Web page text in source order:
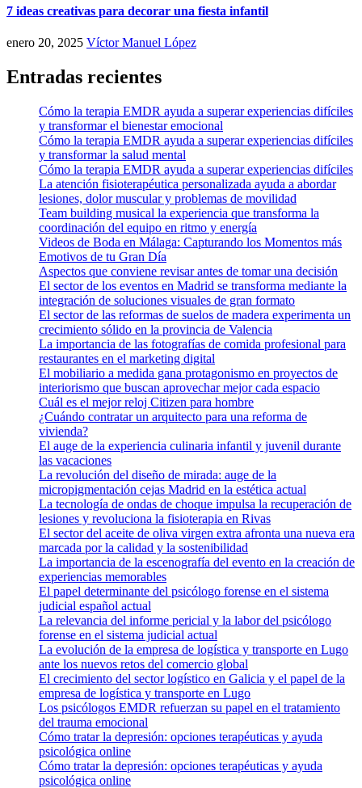
7 ideas creativas para decorar una fiesta infantil
enero 20, 2025 Víctor Manuel López
Entradas recientes
Cómo la terapia EMDR ayuda a superar experiencias difíciles
y transformar el bienestar emocional
Cómo la terapia EMDR ayuda a superar experiencias difíciles
y transformar la salud mental
Cómo la terapia EMDR ayuda a superar experiencias difíciles
La atención fisioterapéutica personalizada ayuda a abordar
lesiones, dolor muscular y problemas de movilidad
Team building musical la experiencia que transforma la
coordinación del equipo en ritmo y energía
Videos de Boda en Málaga: Capturando los Momentos más
Emotivos de tu Gran Día
Aspectos que conviene revisar antes de tomar una decisión
El sector de los eventos en Madrid se transforma mediante la
integración de soluciones visuales de gran formato
El sector de las reformas de suelos de madera experimenta un
crecimiento sólido en la provincia de Valencia
La importancia de las fotografías de comida profesional para
restaurantes en el marketing digital
El mobiliario a medida gana protagonismo en proyectos de
interiorismo que buscan aprovechar mejor cada espacio
Cuál es el mejor reloj Citizen para hombre
¿Cuándo contratar un arquitecto para una reforma de
vivienda?
El auge de la experiencia culinaria infantil y juvenil durante
las vacaciones
La revolución del diseño de mirada: auge de la
micropigmentación cejas Madrid en la estética actual
La tecnología de ondas de choque impulsa la recuperación de
lesiones y revoluciona la fisioterapia en Rivas
El sector del aceite de oliva virgen extra afronta una nueva era
marcada por la calidad y la sostenibilidad
La importancia de la escenografía del evento en la creación de
experiencias memorables
El papel determinante del psicólogo forense en el sistema
judicial español actual
La relevancia del informe pericial y la labor del psicólogo
forense en el sistema judicial actual
La evolución de la empresa de logística y transporte en Lugo
ante los nuevos retos del comercio global
El crecimiento del sector logístico en Galicia y el papel de la
empresa de logística y transporte en Lugo
Los psicólogos EMDR refuerzan su papel en el tratamiento
del trauma emocional
Cómo tratar la depresión: opciones terapéuticas y ayuda
psicológica online
Cómo tratar la depresión: opciones terapéuticas y ayuda
psicológica online